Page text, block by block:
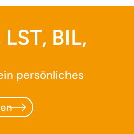
BIL,
persönliches